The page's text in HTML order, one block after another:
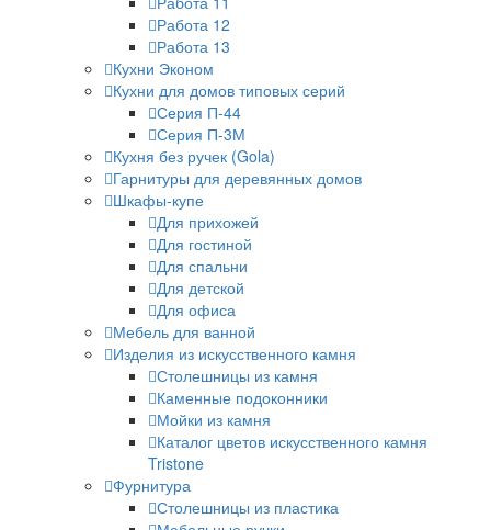
Работа 12
Работа 13
Кухни Эконом
Кухни для домов типовых серий
Серия П-44
Серия П-3М
Кухня без ручек (Gola)
Гарнитуры для деревянных домов
Шкафы-купе
Для прихожей
Для гостиной
Для спальни
Для детской
Для офиса
Мебель для ванной
Изделия из искусственного камня
Столешницы из камня
Каменные подоконники
Мойки из камня
Каталог цветов искусственного камня
Tristone
Фурнитура
Столешницы из пластика